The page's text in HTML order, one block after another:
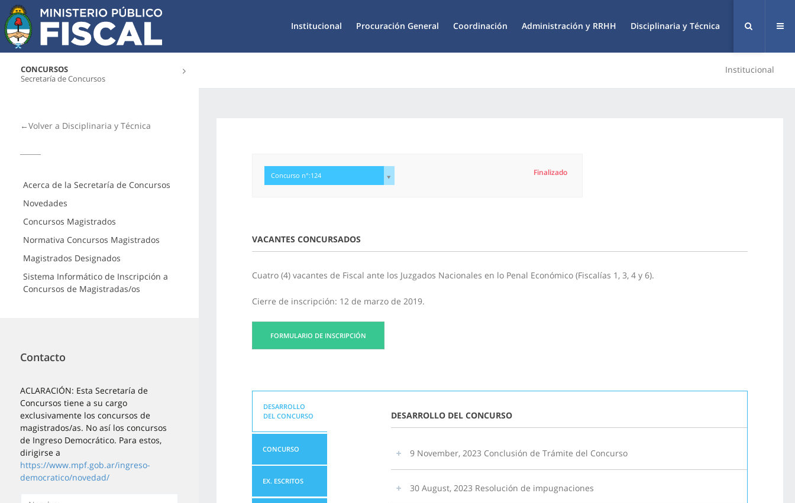
Institucional Procuración General Coordinación Administración y RRHH Disciplinaria y Técnica
CONCURSOS
Secretaría de Concursos
Institucional
←Volver a Disciplinaria y Técnica
Acerca de la Secretaría de Concursos
Novedades
Concursos Magistrados
Normativa Concursos Magistrados
Magistrados Designados
Sistema Informático de Inscripción a
Concursos de Magistradas/os
Contacto
ACLARACIÓN: Esta Secretaría de
Concursos tiene a su cargo
exclusivamente los concursos de
magistrados/as. No así los concursos
de Ingreso Democrático. Para estos,
dirigirse a
https://www.mpf.gob.ar/ingreso-
democratico/novedad/
Concurso n°:124 Finalizado
VACANTES CONCURSADOS
Cuatro (4) vacantes de Fiscal ante los Juzgados Nacionales en lo Penal Económico (Fiscalías 1, 3, 4 y 6).
Cierre de inscripción: 12 de marzo de 2019.
FORMULARIO DE INSCRIPCIÓN
DESARROLLO
DEL CONCURSO
CONCURSO
EX. ESCRITOS
DESARROLLO DEL CONCURSO
9 November, 2023 Conclusión de Trámite del Concurso
30 August, 2023 Resolución de impugnaciones